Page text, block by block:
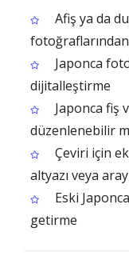
Afiş ya da
Japonca
dijitalleştirme
Japonca fiş
düzenlenebilir
Çeviri için
altyazı veya
Eski
getirme